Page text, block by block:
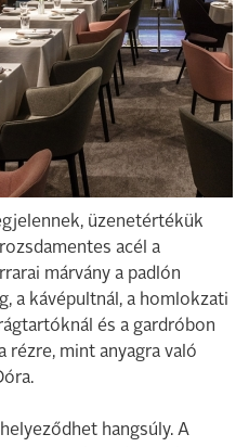
üzenetértékük
acél a
márvány a padlón
a kávépultnál, a homlokzati
és a gardróbon
rézre, mint anyagra való
hangsúly. A